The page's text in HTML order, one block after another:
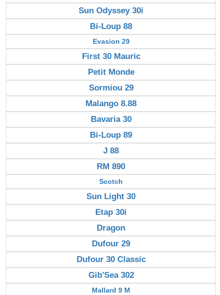
Sun Odyssey 30i
Bi-Loup 88
Evasion 29
First 30 Mauric
Petit Monde
Sormiou 29
Malango 8.88
Bavaria 30
Bi-Loup 89
J 88
RM 890
Scotch
Sun Light 30
Etap 30i
Dragon
Dufour 29
Dufour 30 Classic
Gib'Sea 302
Mallard 9 M